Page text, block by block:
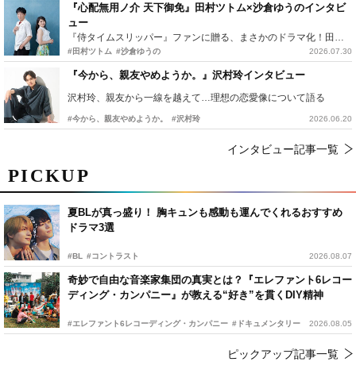
PICKUP
夏BLが真っ盛り！ 胸キュンも感動も運んでくれるおすすめ
ドラマ3選
#BL #コントラスト 2026.08.07
奇妙で自由な音楽家集団の真実とは？『エレファント6レコー
ディング・カンパニー』が教える“好き”を貫くDIY精神
#エレファント6レコーディング・カンパニー #ドキュメンタリー 2026.08.05
ピックアップ記事一覧
『心配無用ノ介 天下御免』田村ツトム×沙倉ゆうのインタビ
ュー
『侍タイムスリッパー』ファンに贈る、まさかのドラマ化！田村ツトム×沙倉ゆうのが語る『心配無用ノ介』撮影秘話
#田村ツトム #沙倉ゆうの 2026.07.30
『今から、親友やめようか。』沢村玲インタビュー
沢村玲、親友から一線を越えて…理想の恋愛像について語る
#今から、親友やめようか。 #沢村玲 2026.06.20
インタビュー記事一覧